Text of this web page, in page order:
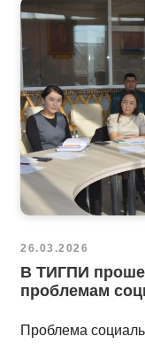
26.03.2026
В ТИГПИ
проблемам
Проблема